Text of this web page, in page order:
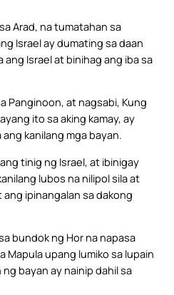
Arad, na tumatahan sa
Israel ay dumating sa daan
ang Israel at binihag ang iba sa
Panginoon, at nagsabi, Kung
ito sa aking kamay, ay
kanilang mga bayan.
tinig ng Israel, at ibinigay
lubos na nilipol sila at
ipinangalan sa dakong
bundok ng Hor na napasa
Mapula upang lumiko sa lupain
bayan ay nainip dahil sa